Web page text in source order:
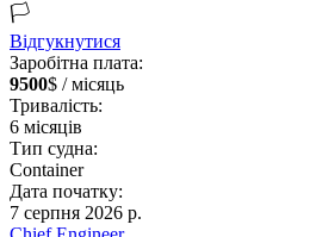
🏳️
Відгукнутися
Заробітна плата:
9500$ / місяць
Тривалість:
6 місяців
Тип судна:
Container
Дата початку:
7 серпня 2026 р.